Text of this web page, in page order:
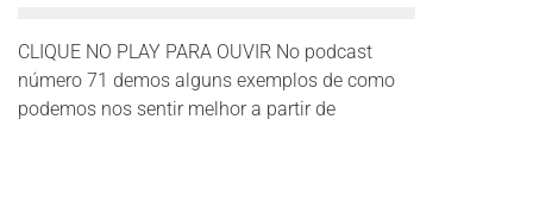
CLIQUE NO PLAY PARA OUVIR No podcast
número 71 demos alguns exemplos de como
podemos nos sentir melhor a partir de